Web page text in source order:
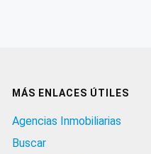
MÁS ENLACES ÚTILES
Agencias Inmobiliarias
Buscar